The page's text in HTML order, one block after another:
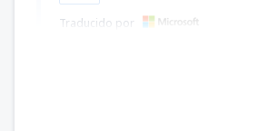
Traducido por